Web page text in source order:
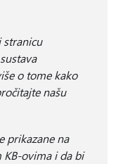
stranicu
o tome kako
našu
prikazane na
ovima i da bi